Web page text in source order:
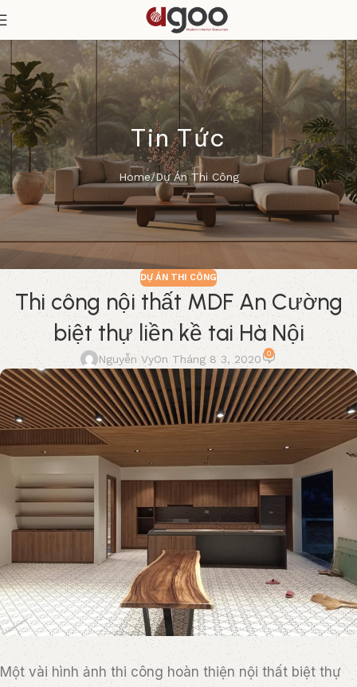
Tin Tức
Home Dự Án Thi Công
DỰ ÁN THI CÔNG
Thi công nội thất MDF An Cường
biệt thự liền kề tai Hà Nội
Nguyễn VyOn Tháng 8 3, 2020 0
Một vài hình ảnh thi công hoàn thiện nội thất biệt thự